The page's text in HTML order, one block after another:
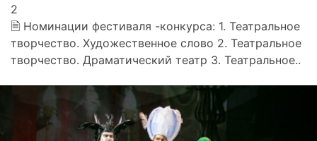
2
🗎 Номинации фестиваля -конкурса: 1. Театральное
творчество. Художественное слово 2. Театральное
творчество. Драматический театр 3. Театральное..